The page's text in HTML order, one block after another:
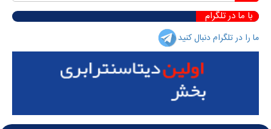
با ما در تلگرام
ما را در تلگرام دنبال کنید